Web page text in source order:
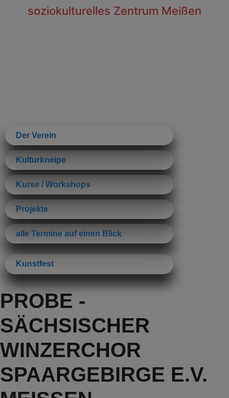
soziokulturelles Zentrum Meißen
Der Verein
Kulturkneipe
Kurse / Workshops
Projekte
alle Termine auf einen Blick
Kunstfest
PROBE -
SÄCHSISCHER
WINZERCHOR
SPAARGEBIRGE E.V.